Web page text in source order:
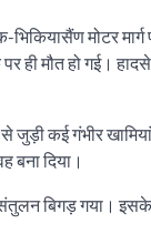
मोटर
पर ही मौत हो गई।
जुड़ी कई गंभीर
बना दिया।
बिगड़ गया।